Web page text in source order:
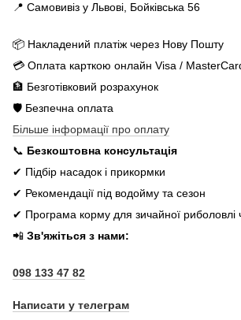
📍 Самовивіз у Львові, Бойківська 56
📦 Накладений платіж через Нову Пошту
💳 Оплата карткою онлайн Visa /
🏦 Безготівковий розрахунок
🛡️ Безпечна оплата
Більше інформації про оплату
📞 Безкоштовна консультація
✔ Підбір насадок і прикормки
✔ Рекомендації під водойму та сезон
✔ Програма корму для зичайної риболовлі
📲 Зв'яжіться з нами:
098 133 47 82
Написати у телеграм